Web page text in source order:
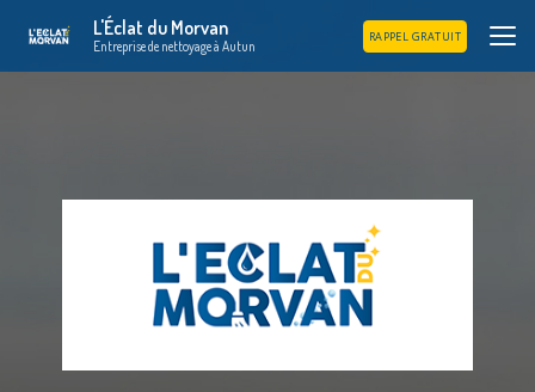
principal
L'Éclat du Morvan
Entreprise de nettoyage à Autun
RAPPEL GRATUIT